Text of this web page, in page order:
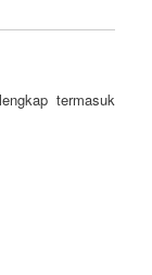
termasuk